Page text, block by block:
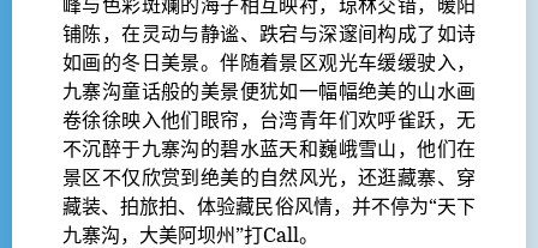
峰与色彩斑斓的海子相互映衬，琼林交错，暖阳
铺陈，在灵动与静谧、跌宕与深邃间构成了如诗
如画的冬日美景。伴随着景区观光车缓缓驶入，
九寨沟童话般的美景便犹如一幅幅绝美的山水画
卷徐徐映入他们眼帘，台湾青年们欢呼雀跃，无
不沉醉于九寨沟的碧水蓝天和巍峨雪山，他们在
景区不仅欣赏到绝美的自然风光，还逛藏寨、穿
藏装、拍旅拍、体验藏民俗风情，并不停为“天下
九寨沟，大美阿坝州”打Call。